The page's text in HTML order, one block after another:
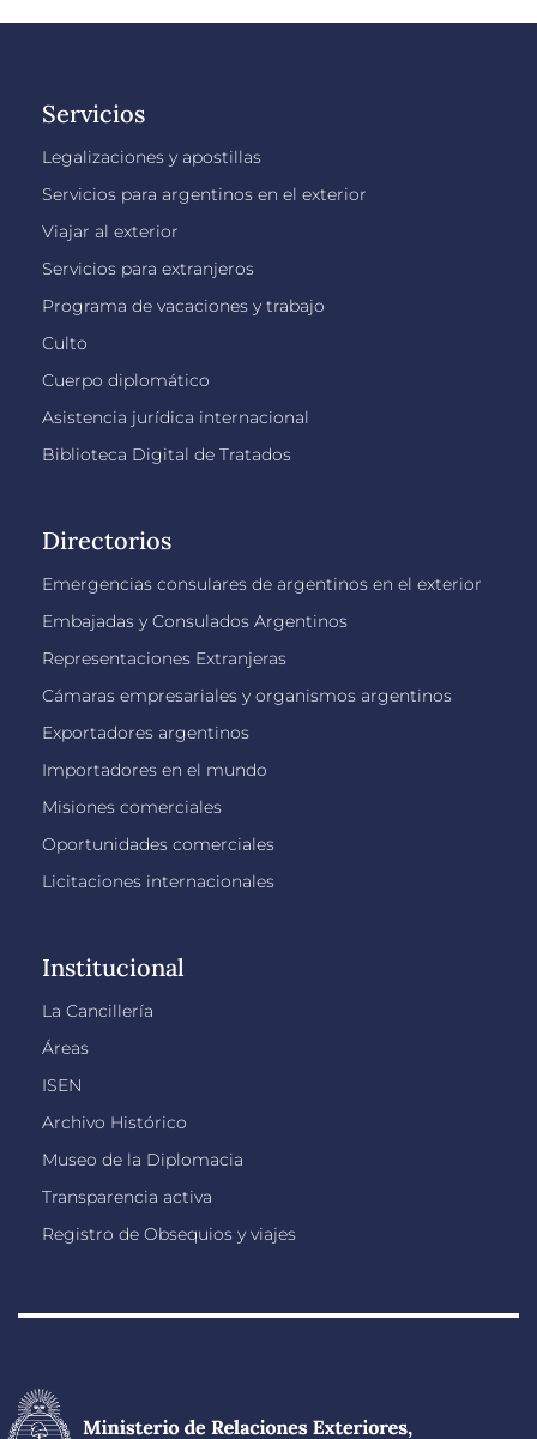
Servicios
Legalizaciones y apostillas
Servicios para argentinos en el exterior
Viajar al exterior
Servicios para extranjeros
Programa de vacaciones y trabajo
Culto
Cuerpo diplomático
Asistencia jurídica internacional
Biblioteca Digital de Tratados
Directorios
Emergencias consulares de argentinos en el exterior
Embajadas y Consulados Argentinos
Representaciones Extranjeras
Cámaras empresariales y organismos argentinos
Exportadores argentinos
Importadores en el mundo
Misiones comerciales
Oportunidades comerciales
Licitaciones internacionales
Institucional
La Cancillería
Áreas
ISEN
Archivo Histórico
Museo de la Diplomacia
Transparencia activa
Registro de Obsequios y viajes